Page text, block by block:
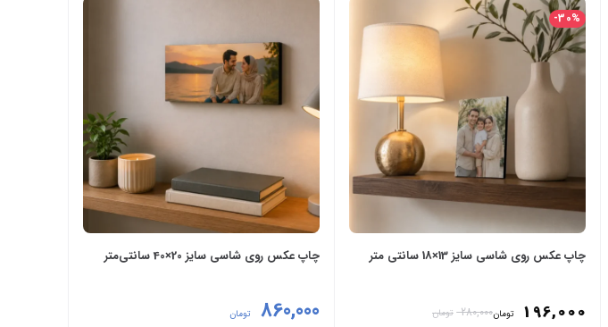
-30%
چاپ عکس روی شاسی سایز 13×18 سانتی‌ متر
280,000 تومان 196,000 تومان
چاپ عکس روی شاسی سایز 20×40 سانتی‌متر
860,000 تومان